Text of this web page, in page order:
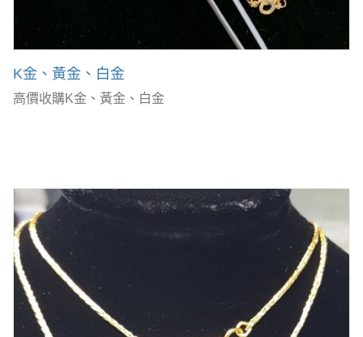
K金、黃金、白金
高價收購K金、黃金、白金